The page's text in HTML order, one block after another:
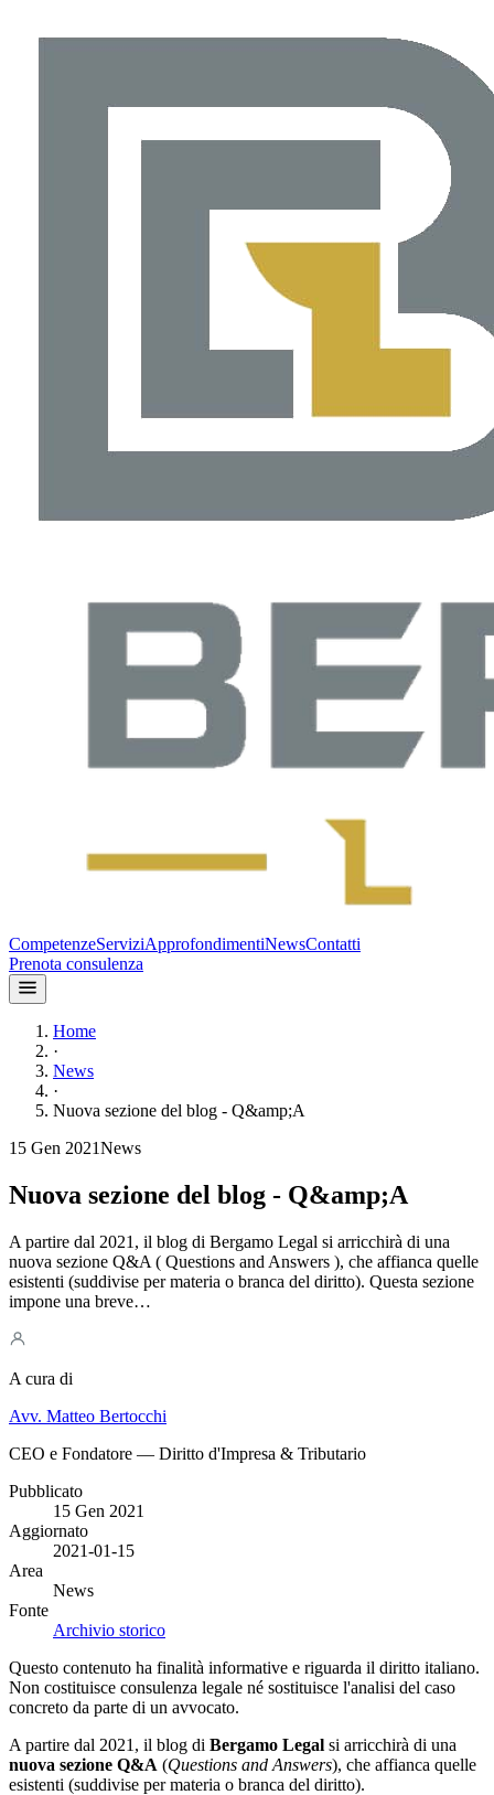
CompetenzeServiziApprofondimentiNewsContatti
Prenota consulenza
Home
·
News
·
Nuova sezione del blog - Q&amp;A
15 Gen 2021News
Nuova sezione del blog - Q&amp;A
A partire dal 2021, il blog di Bergamo Legal si arricchirà di una
nuova sezione Q&A ( Questions and Answers ), che affianca quelle
esistenti (suddivise per materia o branca del diritto). Questa sezione
impone una breve…
A cura di
Avv. Matteo Bertocchi
CEO e Fondatore — Diritto d'Impresa & Tributario
Pubblicato
15 Gen 2021
Aggiornato
2021-01-15
Area
News
Fonte
Archivio storico
Questo contenuto ha finalità informative e riguarda il diritto italiano.
Non costituisce consulenza legale né sostituisce l'analisi del caso
concreto da parte di un avvocato.
A partire dal 2021, il blog di Bergamo Legal si arricchirà di una
nuova sezione Q&A (Questions and Answers), che affianca quelle
esistenti (suddivise per materia o branca del diritto).